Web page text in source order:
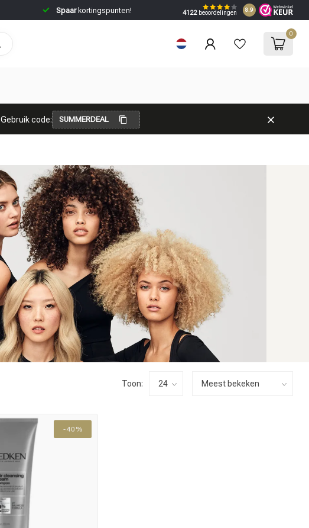
Spaarkortingspunten! 4122beoordelingen 8.9
0
Gebruik code: SUMMERDEAL
Toon:
-40%